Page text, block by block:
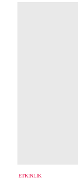
ETKINLIK